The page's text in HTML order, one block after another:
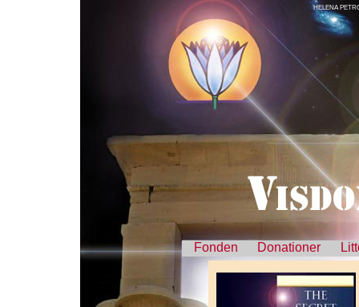
HELENA
Fonden Donationer